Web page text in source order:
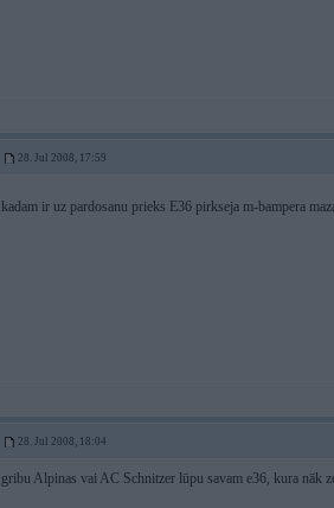
28. Jul 2008, 17:59
kadam ir uz pardosanu prieks E36 pirkseja m-bampera
28. Jul 2008, 18:04
gribu Alpinas vai AC Schnitzer lūpu savam e36, kura nāk